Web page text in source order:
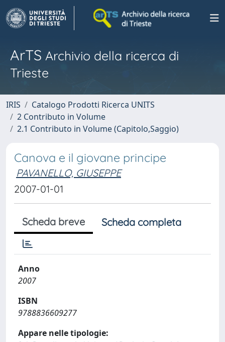
ArTS Archivio della ricerca di
Trieste
IRIS
Catalogo Prodotti Ricerca UNITS
2 Contributo in Volume
2.1 Contributo in Volume (Capitolo,Saggio)
Canova e il giovane principe
PAVANELLO, GIUSEPPE
2007-01-01
Scheda breve Scheda completa
Anno
2007
ISBN
9788836609277
Appare nelle tipologie: